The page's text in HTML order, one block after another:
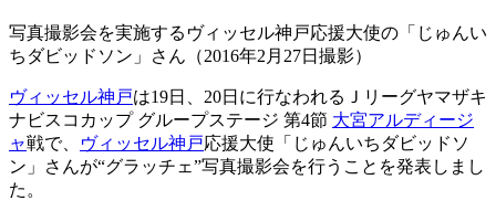
写真撮影会を実施するヴィッセル神戸応援大使の「じゅんい
ちダビッドソン」さん（2016年2月27日撮影）
ヴィッセル神戸は19日、20日に行なわれるＪリーグヤマザキ
ナビスコカップ グループステージ 第4節 大宮アルディージ
ャ戦で、 ヴィッセル神戸応援大使「じゅんいちダビッドソ
ン」さんが“グラッチェ”写真撮影会を行うことを発表しまし
た。